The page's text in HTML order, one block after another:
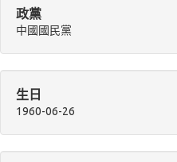
政黨
中國國民黨
生日
1960-06-26